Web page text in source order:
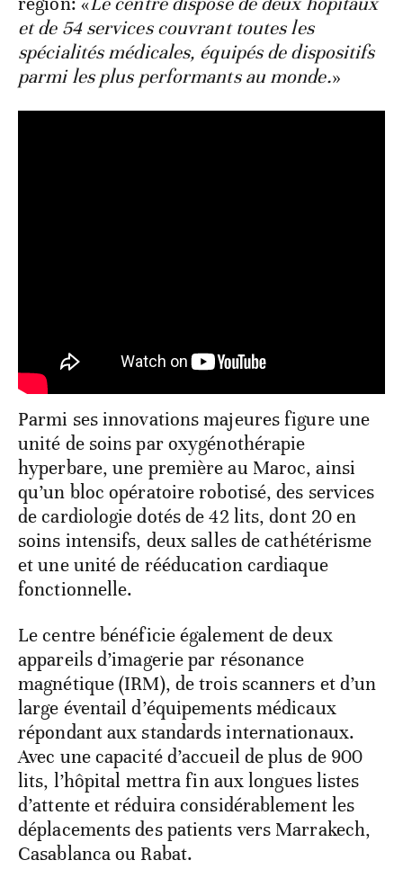
et de 54 services couvrant toutes les
spécialités médicales, équipés de dispositifs
parmi les plus performants au monde.»
Parmi ses innovations majeures figure une
unité de soins par oxygénothérapie
hyperbare, une première au Maroc, ainsi
qu’un bloc opératoire robotisé, des services
de cardiologie dotés de 42 lits, dont 20 en
soins intensifs, deux salles de cathétérisme
et une unité de rééducation cardiaque
fonctionnelle.
Le centre bénéficie également de deux
appareils d’imagerie par résonance
magnétique (IRM), de trois scanners et d’un
large éventail d’équipements médicaux
répondant aux standards internationaux.
Avec une capacité d’accueil de plus de 900
lits, l’hôpital mettra fin aux longues listes
d’attente et réduira considérablement les
déplacements des patients vers Marrakech,
Casablanca ou Rabat.